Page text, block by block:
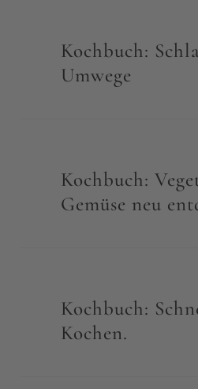
Kochbuch:
Umwege
Kochbuch:
Gemüse neu
Kochbuch:
Kochen.